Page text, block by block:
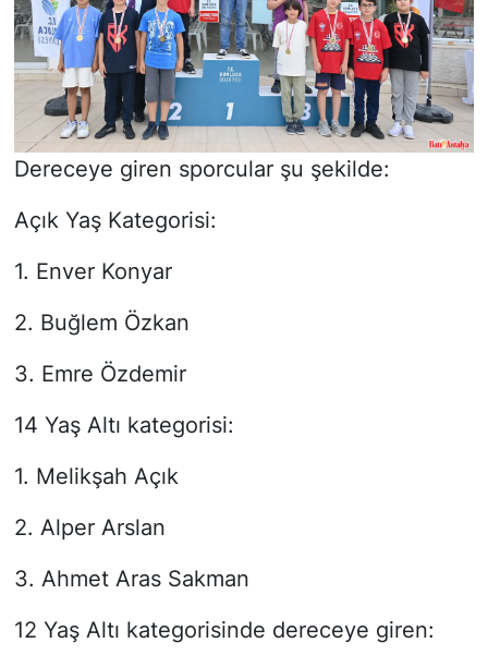
Dereceye giren sporcular şu şekilde:
Açık Yaş Kategorisi:
1. Enver Konyar
2. Buğlem Özkan
3. Emre Özdemir
14 Yaş Altı kategorisi:
1. Melikşah Açık
2. Alper Arslan
3. Ahmet Aras Sakman
12 Yaş Altı kategorisinde dereceye giren: